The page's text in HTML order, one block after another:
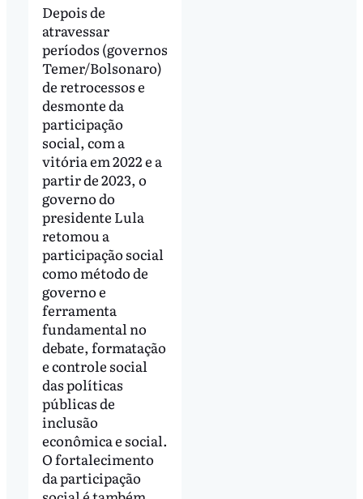
Depois de
atravessar
períodos (governos
Temer/Bolsonaro)
de retrocessos e
desmonte da
participação
social, com a
vitória em 2022 e a
partir de 2023, o
governo do
presidente Lula
retomou a
participação social
como método de
governo e
ferramenta
fundamental no
debate, formatação
e controle social
das políticas
públicas de
inclusão
econômica e social.
O fortalecimento
da participação